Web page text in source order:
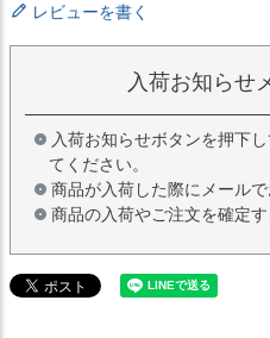
レビューを書く
入荷お知らせ
入荷お知らせボタンを押下
てください。
商品が入荷した際にメールで
商品の入荷やご注文を確定す